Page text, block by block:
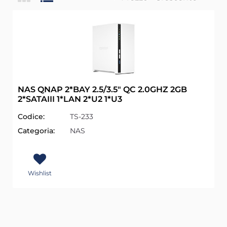
NAS QNAP 2*BAY 2.5/3.5" QC 2.0GHZ 2GB
2*SATAIII 1*LAN 2*U2 1*U3
Codice:
TS-233
Categoria:
NAS
Wishlist